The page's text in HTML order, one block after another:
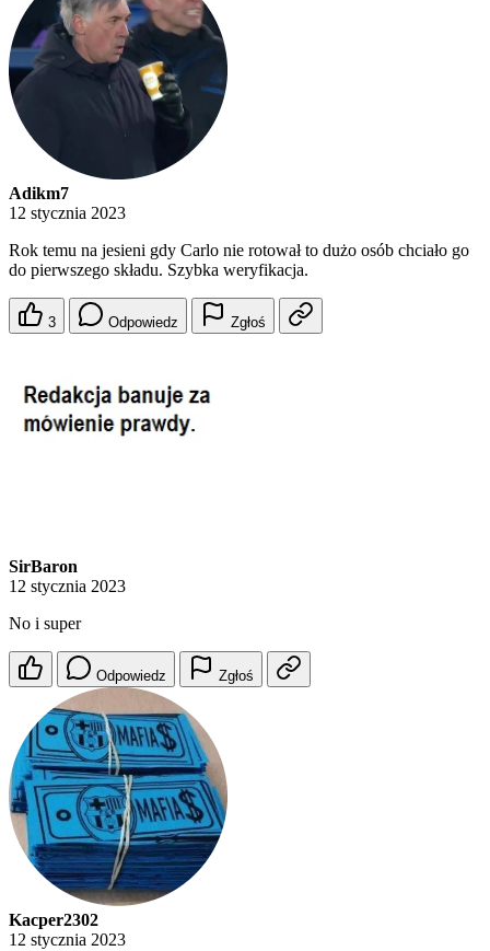
Adikm7
12 stycznia 2023
Rok temu na jesieni gdy Carlo nie rotował to dużo osób chciało go
do pierwszego składu. Szybka weryfikacja.
3 Odpowiedz Zgłoś
SirBaron
12 stycznia 2023
No i super
Odpowiedz Zgłoś
Kacper2302
12 stycznia 2023